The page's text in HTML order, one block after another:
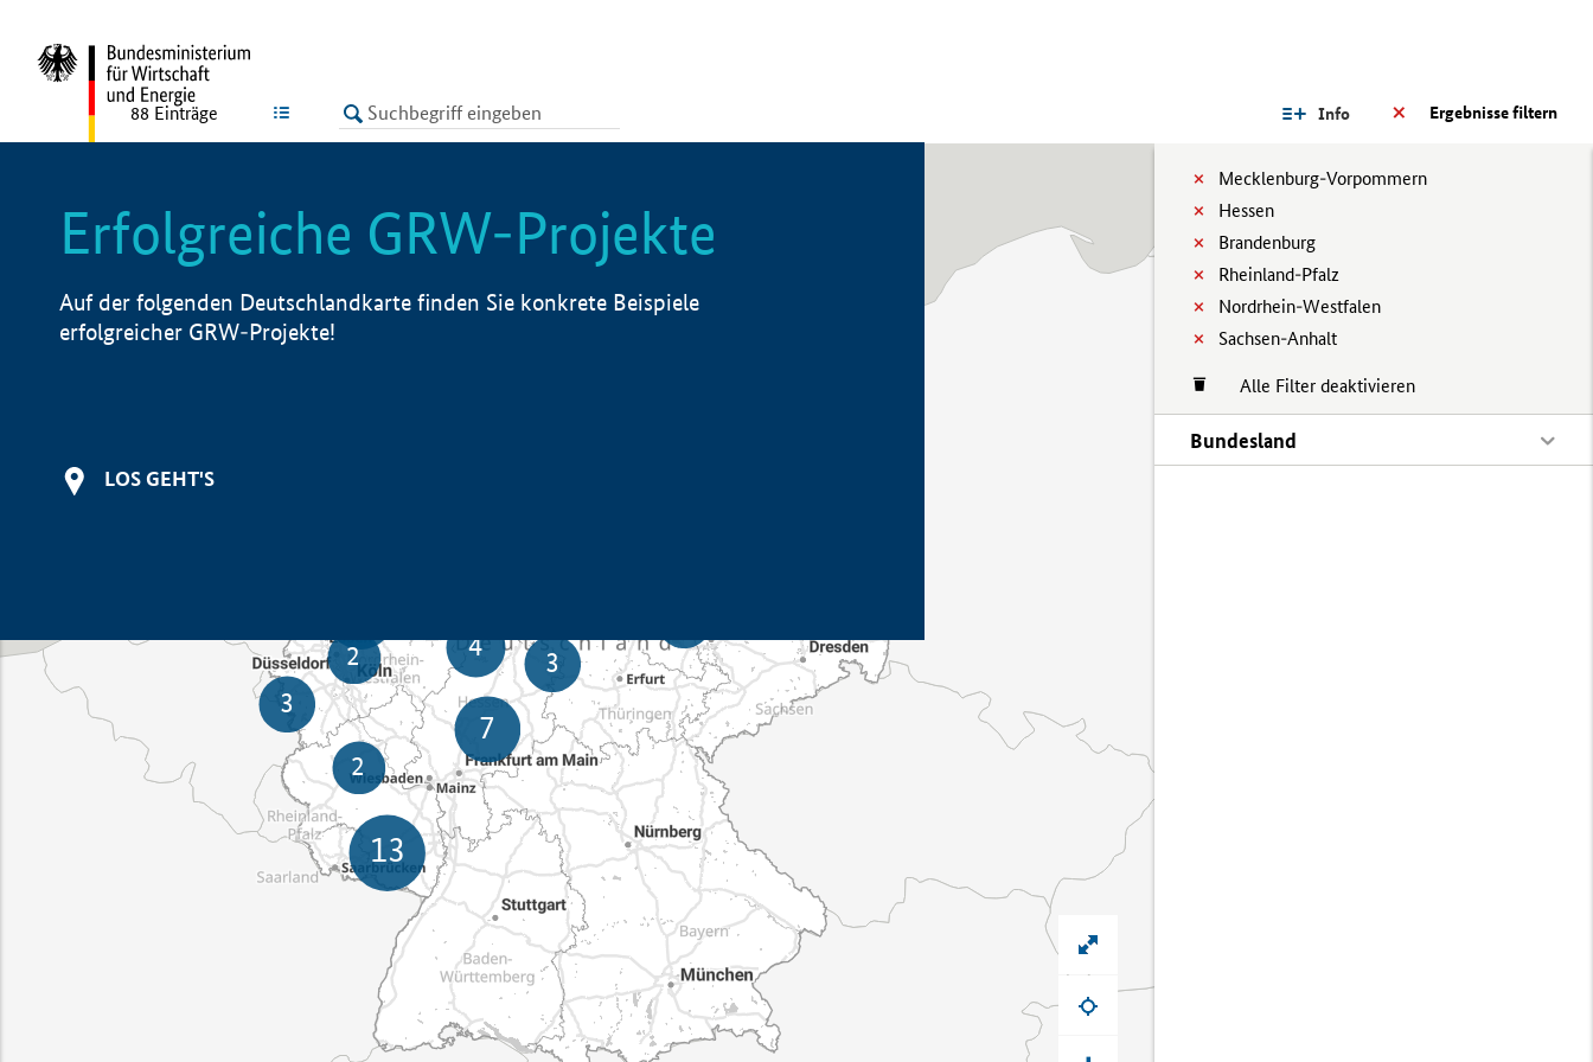
LISTE Ergebnisse filtern
Info
Mecklenburg-Vorpommern
Hessen
Brandenburg
Rheinland-Pfalz
Nordrhein-Westfalen
Sachsen-Anhalt
Alle Filter deaktivieren
Bundesland
88 Einträge
Erfolgreiche GRW-Projekte
Auf der folgenden Deutschlandkarte finden Sie konkrete Beispiele
erfolgreicher GRW-Projekte!
LOS GEHT'S